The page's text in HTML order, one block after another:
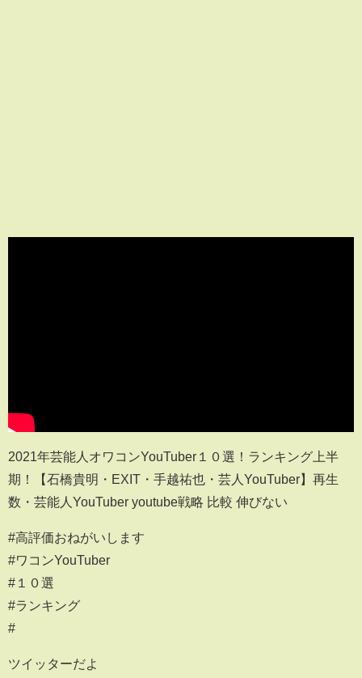
2021年芸能人オワコンYouTuber１０選！ランキング上半
期！【石橋貴明・EXIT・手越祐也・芸人YouTuber】再生
数・芸能人YouTuber youtube戦略 比較 伸びない
#高評価おねがいします
#ワコンYouTuber
#１０選
#ランキング
#
ツイッターだよ